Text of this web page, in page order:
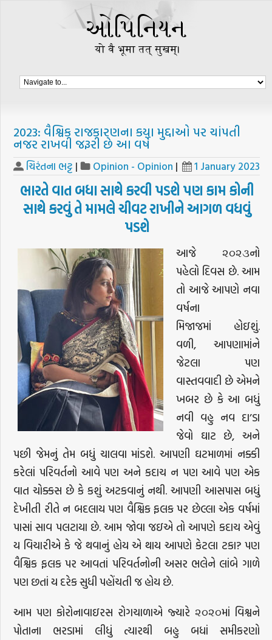
2023: વૈશ્વિક રાજકારણના કયા મુદ્દાઓ પર ચાંપતી
નજર રાખવી જરૂરી છે આ વર્ષે
ચિરંતના ભટ્ટ | Opinion - Opinion | 1 January 2023
ભારતે વાત બધા સાથે કરવી પડશે પણ કામ કોની
સાથે કરવું તે મામલે ચીવટ રાખીને આગળ વધવું
પડશે
આજે ૨૦૨૩નો
પહેલો દિવસ છે. આમ
તો આજે આપણે નવા
વર્ષના
મિજાજમાં હોઇશું.
વળી, આપણામાંને
જેટલા પણ
વાસ્તવવાદી છે એમને
ખબર છે કે આ બધું
નવી વહુ નવ દા’ડા
જેવો ઘાટ છે, અને
પછી જેમનું તેમ બધું ચાલવા માંડશે. આપણી ઘટમાળમાં નક્કી
કરેલાં પરિવર્તનો આવે પણ અને કદાચ ન પણ આવે પણ એક
વાત ચોક્કસ છે કે કશું અટકવાનું નથી. આપણી આસપાસ બધું
દેખીતી રીતે ન બદલાય પણ વૈશ્વિક ફલક પર છેલ્લા એક વર્ષમાં
પાસાં સાવ પલટાયા છે. આમ જોવા જઇએ તો આપણે કદાચ એવું
ય વિચારીએ કે જે થવાનું હોય એ થાય આપણે કેટલા ટકા? પણ
વૈશ્વિક ફલક પર આવતાં પરિવર્તનોની અસર ભલેને લાંબે ગાળે
પણ છતાં ય દરેક સુધી પહોંચતી જ હોય છે.
આમ પણ કોરોનાવાઇરસ રોગચાળાએ જ્યારે ૨૦૨૦માં વિશ્વને
પોતાના ભરડામાં લીધું ત્યારથી બહુ બધાં સમીકરણો